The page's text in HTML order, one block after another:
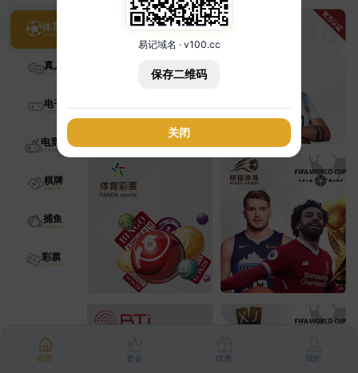
体育
真人
电子
电竞
棋牌
捕鱼
彩票
首页 资金 优惠 我的
易记域名 · v100.cc
保存二维码
关闭